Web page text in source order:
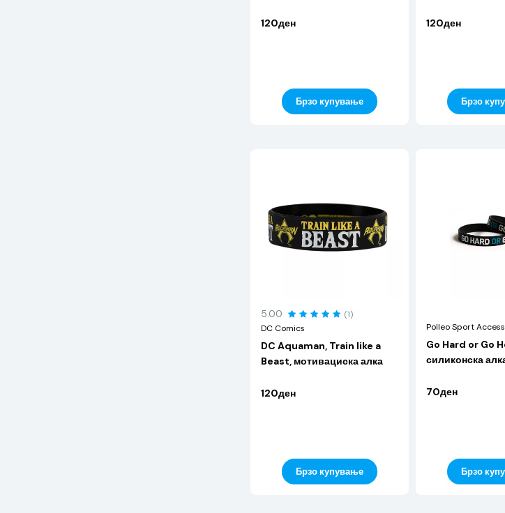
120ден
Брзо купување
120ден
Брзо
5.00
(1)
DC Comics
DC Aquaman, Train like a
Beast, мотивациска алка
120ден
Брзо купување
Polleo Sport
Go Hard or Go
силиконска
70ден
Брзо